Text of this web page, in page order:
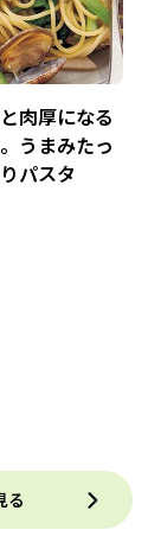
肉厚になる
うまみたっ
パスタ
る